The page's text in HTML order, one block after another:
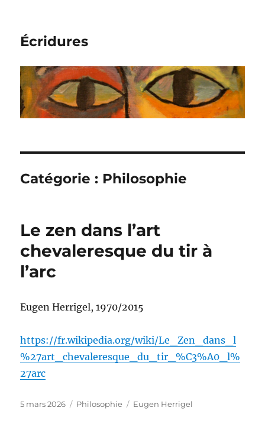
Écridures
Catégorie : Philosophie
Le zen dans l’art
chevaleresque du tir à
l’arc
Eugen Herrigel, 1970/2015
https://fr.wikipedia.org/wiki/Le_Zen_dans_l
%27art_chevaleresque_du_tir_%C3%A0_l%
27arc
Publié
5 mars 2026 Catégories
Philosophie Étiquettes
Eugen Herrigel